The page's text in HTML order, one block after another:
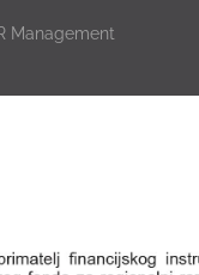
Management